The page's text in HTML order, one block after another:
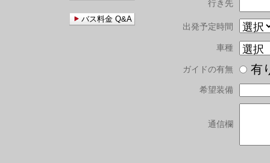
行き先
出発予定時間
車種
ガイドの有無
希望装備
通信欄
バス料金 Q&A